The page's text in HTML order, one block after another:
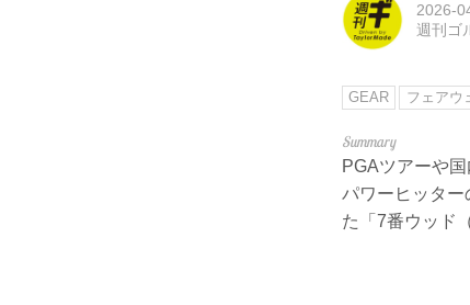
2026-
週刊ゴ
GEAR フェアウ
PGAツアーや
パワーヒッタ
た「7番ウッド